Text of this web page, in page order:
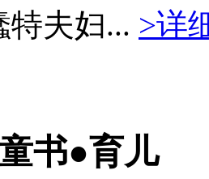
特夫妇... >详
书●育儿